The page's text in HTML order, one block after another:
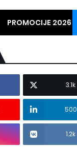
PROMOCIJE 2026
3.1k
500
1.2k